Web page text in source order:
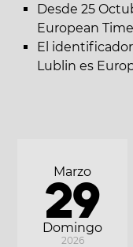
Desde 25
European Time
El
Lublin es
Domingo
Marzo
29
2026